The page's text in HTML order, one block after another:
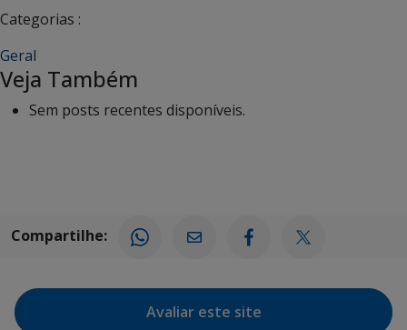
Categorias :
Geral
Veja Também
Sem posts recentes disponíveis.
Compartilhe:
Avaliar este site